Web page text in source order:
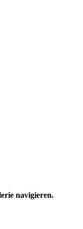
navigieren.